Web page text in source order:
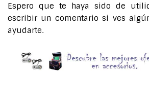
Espero que te haya sido de
escribir un comentario si ves
ayudarte.